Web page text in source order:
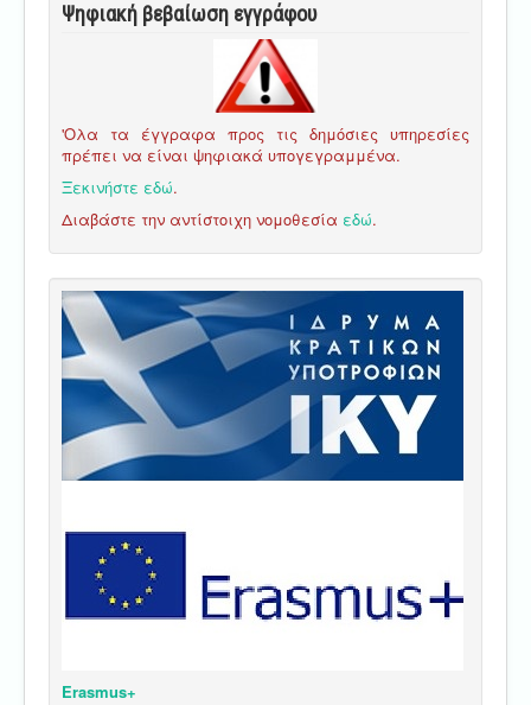
Ψηφιακή βεβαίωση εγγράφου
'Ολα τα έγγραφα προς τις δημόσιες υπηρεσίες
πρέπει να είναι ψηφιακά υπογεγραμμένα.
Ξεκινήστε εδώ.
Διαβάστε την αντίστοιχη νομοθεσία εδώ.
Erasmus+